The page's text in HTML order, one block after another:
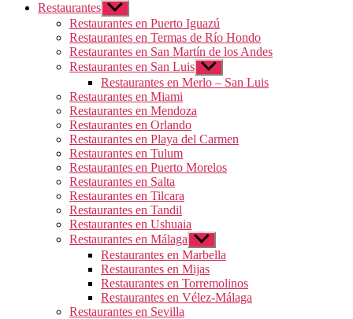
Restaurantes Mostrar
el
submenú
Restaurantes en Puerto Iguazú
Restaurantes en Termas de Río Hondo
Restaurantes en San Martín de los Andes
Restaurantes en San Luis Mostrar
el
submenú
Restaurantes en Merlo – San Luis
Restaurantes en Miami
Restaurantes en Mendoza
Restaurantes en Orlando
Restaurantes en Playa del Carmen
Restaurantes en Tulum
Restaurantes en Puerto Morelos
Restaurantes en Salta
Restaurantes en Tilcara
Restaurantes en Tandil
Restaurantes en Ushuaia
Restaurantes en Málaga Mostrar
el
submenú
Restaurantes en Marbella
Restaurantes en Mijas
Restaurantes en Torremolinos
Restaurantes en Vélez-Málaga
Restaurantes en Sevilla